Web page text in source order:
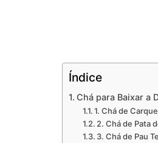
Índice
Chá para Baixar a
1. Chá de
2. Chá de Pata
3. Chá de Pau